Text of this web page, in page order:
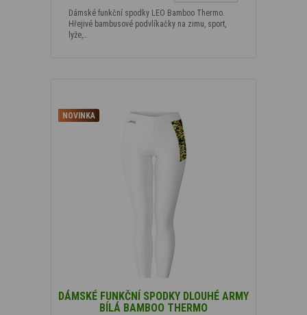
Dámské funkční spodky LEO Bamboo Thermo.
Hřejivé bambusové podvlíkačky na zimu, sport,
lyže,…
NOVINKA
DÁMSKÉ FUNKČNÍ SPODKY DLOUHÉ ARMY
BÍLÁ BAMBOO THERMO